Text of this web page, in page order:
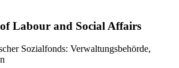
Labour and Social Affairs
Sozialfonds: Verwaltungsbehörde,